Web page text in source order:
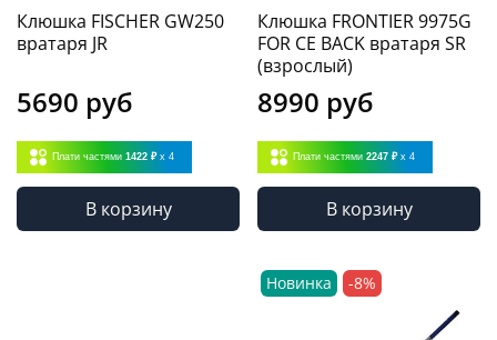
Клюшка FISCHER GW250
вратаря JR
5690 руб
Плати частями 1422 ₽ x 4
В корзину
Клюшка FRONTIER 9975G
FOR CE BACK вратаря SR
(взрослый)
8990 руб
Плати частями 2247 ₽ x 4
В корзину
Новинка -8%